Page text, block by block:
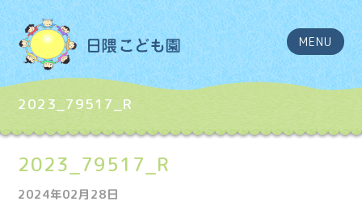
MENU
2023_79517_R
2023_79517_R
2024年02月28日